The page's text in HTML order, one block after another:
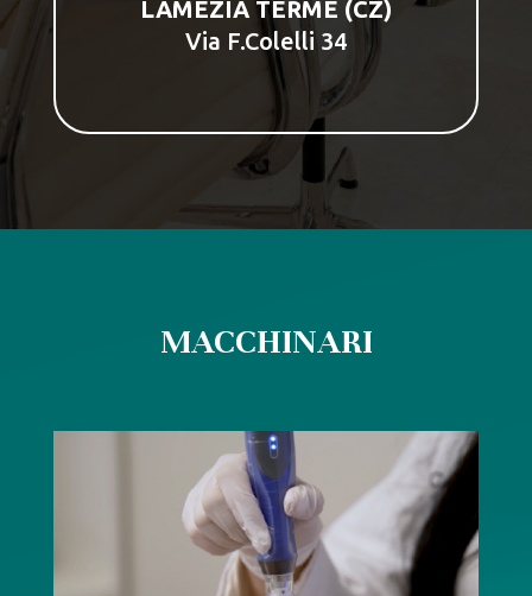
LAMEZIA TERME (CZ)
Via F.Colelli 34
MACCHINARI